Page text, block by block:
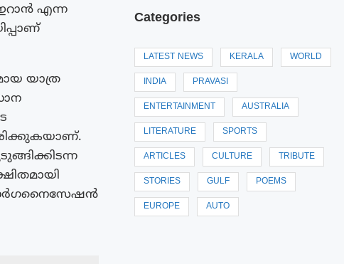
എന്ന
യാത്ര
ഓർഗനൈസേഷൻ
Categories
LATEST NEWS KERALA WORLD
INDIA PRAVASI
ENTERTAINMENT AUSTRALIA
LITERATURE SPORTS
ARTICLES CULTURE TRIBUTE
STORIES GULF POEMS
EUROPE AUTO